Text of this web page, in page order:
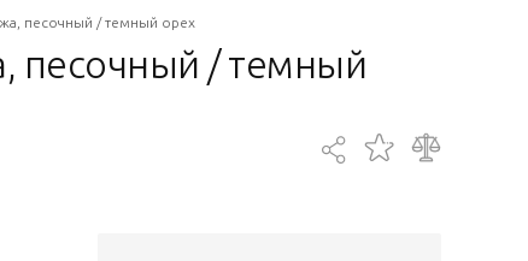
песочный / темный орех
песочный / темный